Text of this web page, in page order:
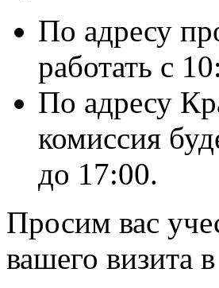
По адресу
работать с
По адресу
комиссия
до 17:00.
Просим вас
вашего визита